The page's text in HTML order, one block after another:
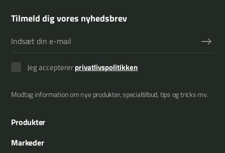
Tilmeld dig vores nyhedsbrev
Jeg acceptererprivatlivspolitikken
Modtag information om nye produkter, specialtilbud, tips og tricks mv.
Produkter
Armklippere
Markeder